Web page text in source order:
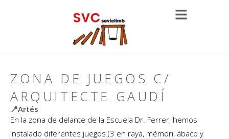
ZONA DE JUEGOS C/
ARQUITECTE GAUDÍ
📍Artés
En la zona de delante de la Escuela Dr. Ferrer, hemos
instalado diferentes juegos (3 en raya, mémori, ábaco y